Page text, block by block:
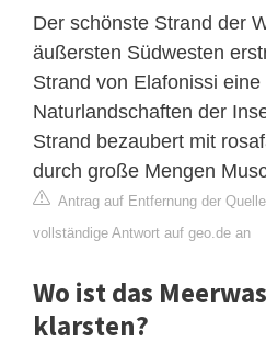
Der schönste Strand der
äußersten Südwesten
Strand von Elafonissi
Naturlandschaften der
Strand bezaubert mit
durch große Mengen
Antrag auf Entfernung der Quelle
vollständige Antwort auf geo.de an
Wo ist das
klarsten?